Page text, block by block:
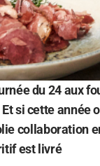
du 24 aux
si cette année
collaboration
est livré